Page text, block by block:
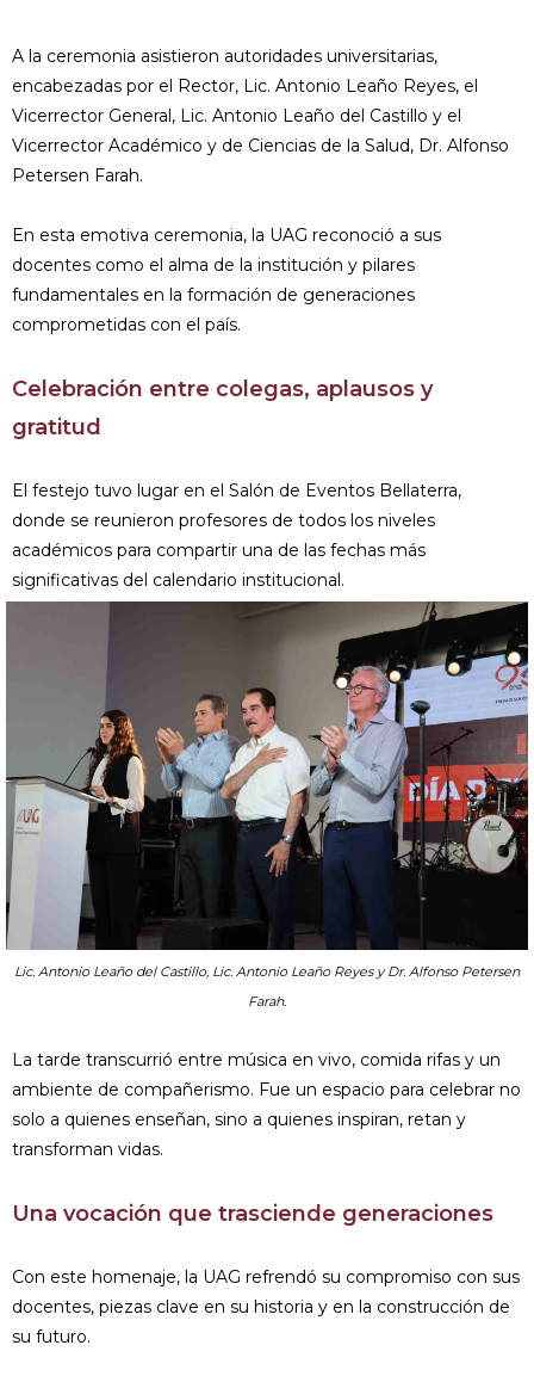
A la ceremonia asistieron autoridades universitarias,
encabezadas por el Rector, Lic. Antonio Leaño Reyes, el
Vicerrector General, Lic. Antonio Leaño del Castillo y el
Vicerrector Académico y de Ciencias de la Salud, Dr. Alfonso
Petersen Farah.
En esta emotiva ceremonia, la UAG reconoció a sus
docentes como el alma de la institución y pilares
fundamentales en la formación de generaciones
comprometidas con el país.
Celebración entre colegas, aplausos y
gratitud
El festejo tuvo lugar en el Salón de Eventos Bellaterra,
donde se reunieron profesores de todos los niveles
académicos para compartir una de las fechas más
significativas del calendario institucional.
Lic. Antonio Leaño del Castillo, Lic. Antonio Leaño Reyes y Dr. Alfonso Petersen
Farah.
La tarde transcurrió entre música en vivo, comida rifas y un
ambiente de compañerismo. Fue un espacio para celebrar no
solo a quienes enseñan, sino a quienes inspiran, retan y
transforman vidas.
Una vocación que trasciende generaciones
Con este homenaje, la UAG refrendó su compromiso con sus
docentes, piezas clave en su historia y en la construcción de
su futuro.